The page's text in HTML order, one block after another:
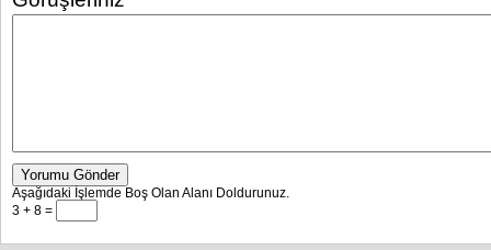
Yorumu Gönder
Aşağıdaki İşlemde Boş Olan Alanı Doldurunuz.
3 + 8 =